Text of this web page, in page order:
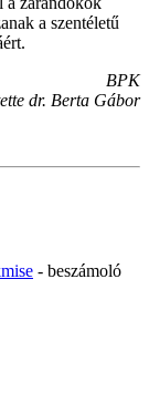
a szentéletű
BPK
dr. Berta Gábor
- beszámoló